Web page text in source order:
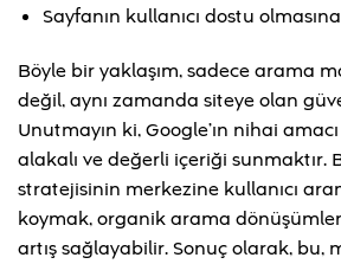
Sayfanın kullanıcı dostu
Böyle bir yaklaşım, sadece arama
değil, aynı zamanda siteye olan
Unutmayın ki, Google’ın nihai
alakalı ve değerli içeriği sunmaktır.
stratejisinin merkezine kullanıcı
koymak, organik arama
artış sağlayabilir. Sonuç olarak, bu,